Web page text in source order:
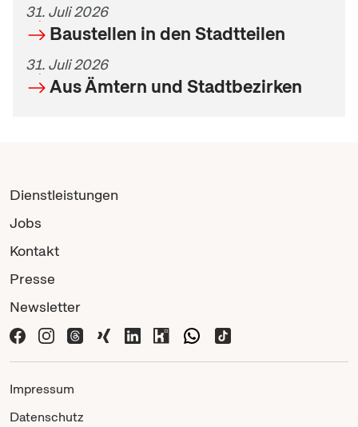
31. Juli 2026
Baustellen in den Stadtteilen
31. Juli 2026
Aus Ämtern und Stadtbezirken
Dienstleistungen
Jobs
Kontakt
Presse
Newsletter
Impressum
Datenschutz